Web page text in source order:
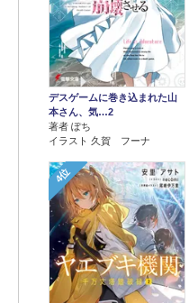
デスゲームに巻き込まれた山
本さん、気…2
著者 ぽち
イラスト 久賀 フーナ
4位